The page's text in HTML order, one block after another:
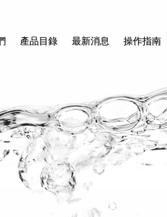
產品目錄 最新消息 操作指南